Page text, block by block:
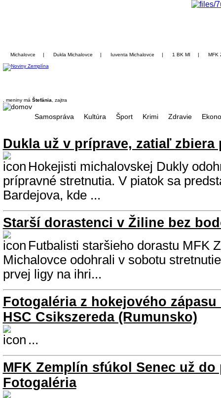
Michalovce | Dukla Michalovce | Iuventa Michalovce | 1 BK MI | MFK
, meniny má Štefánia , zajtra
Samospráva Kultúra Šport Krimi Zdravie
Dukla už v príprave, zatiaľ zbiera
Hokejisti michalovskej Dukly
prípravné stretnutia. V piatok sa
Bardejova, kde ...
Starší dorastenci v Žiline bez
Futbalisti staršieho dorastu MFK
Michalovce odohrali v sobotu
prvej ligy na ihri...
Fotogaléria z hokejového zápasu
HSC Csikszereda (Rumunsko)
...
MFK Zemplín sfúkol Senec už do
Fotogaléria